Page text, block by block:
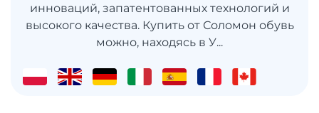
инноваций, запатентованных технологий и
высокого качества. Купить от Соломон обувь
можно, находясь в У...